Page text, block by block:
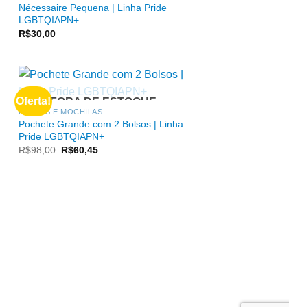
Nécessaire Pequena | Linha Pride
LGBTQIAPN+
R$30,00
Oferta!FORA DE ESTOQUE
BOLSAS E MOCHILAS
Pochete Grande com 2 Bolsos | Linha
Pride LGBTQIAPN+
R$98,00 O
R$60,45O